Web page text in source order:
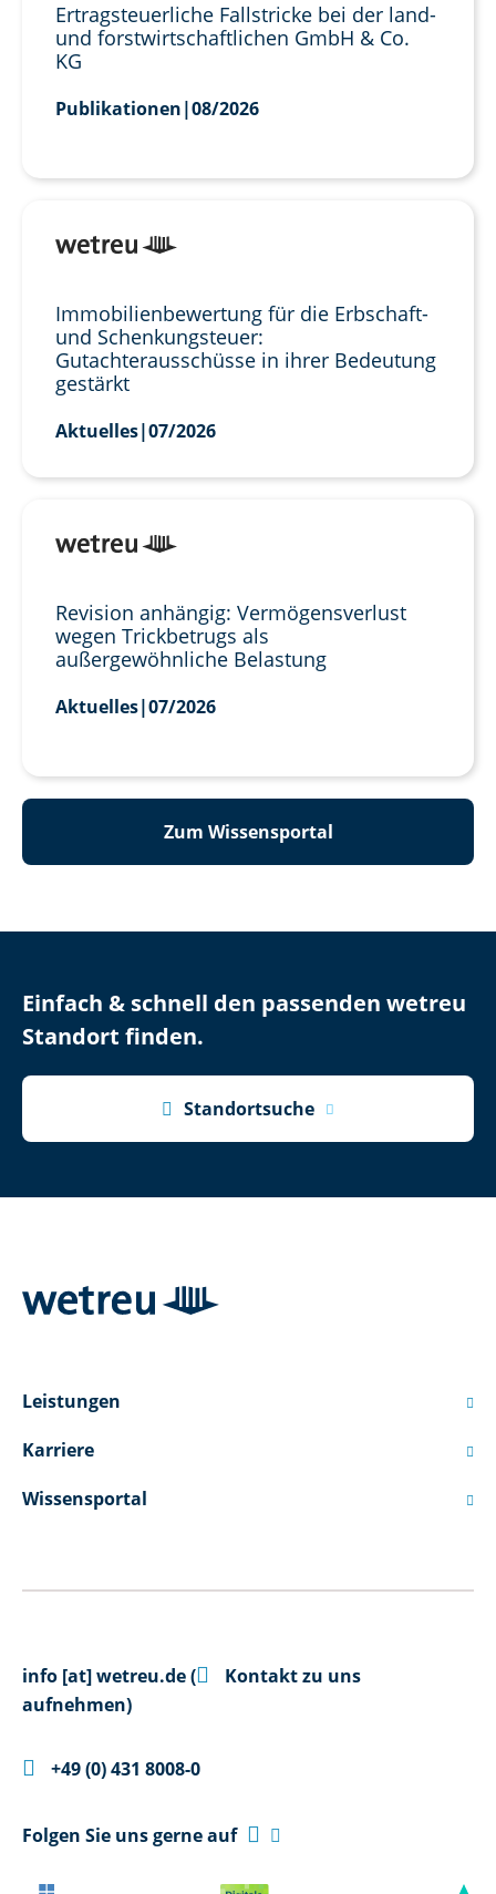
Ertragsteuerliche Fallstricke bei der land-
und forstwirtschaftlichen GmbH & Co.
KG
Publikationen|08/2026
Immobilienbewertung für die Erbschaft-
und Schenkungsteuer:
Gutachterausschüsse in ihrer Bedeutung
gestärkt
Aktuelles|07/2026
Revision anhängig: Vermögensverlust
wegen Trickbetrugs als
außergewöhnliche Belastung
Aktuelles|07/2026
Zum Wissensportal
Einfach & schnell den passenden wetreu
Standort finden.
 Standortsuche
Leistungen 
Karriere 
Wissensportal 
info [at]wetreu.de(
Kontakt zu uns
aufnehmen)
 +49 (0) 431 8008-0
Folgen Sie uns gerne auf  